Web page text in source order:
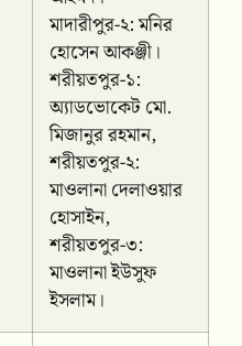
মাদারীপুর-২: মনির
হোসেন আকঞ্জী।
শরীয়তপুর-১:
অ্যাডভোকেট মো.
মিজানুর রহমান,
শরীয়তপুর-২:
মাওলানা দেলাওয়ার
হোসাইন,
শরীয়তপুর-৩:
মাওলানা ইউসুফ
ইসলাম।